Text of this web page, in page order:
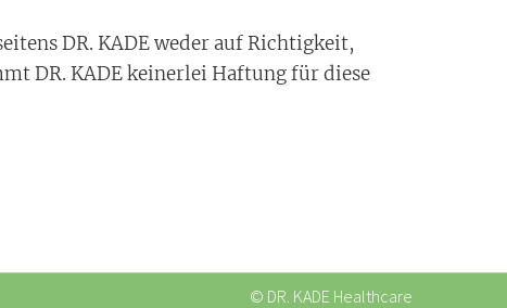
DR. KADE weder auf Richtigkeit,
DR. KADE keinerlei Haftung für diese
© DR. KADE Healthcare